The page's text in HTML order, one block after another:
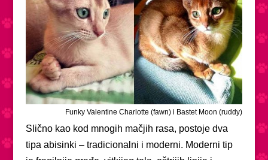
Funky Valentine Charlotte (fawn) i Bastet Moon (ruddy)
Slično kao kod mnogih mačjih rasa, postoje dva
tipa abisinki – tradicionalni i moderni. Moderni tip